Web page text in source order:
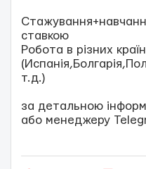
ставкою
Робота в різних
т.д.)
за детальною
або менеджеру